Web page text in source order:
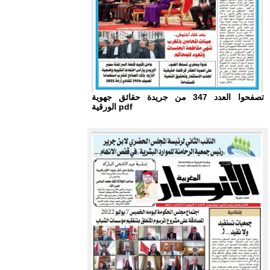
تصفحوا العدد 347 من جريدة حقائق جهوية
الورقية pdf